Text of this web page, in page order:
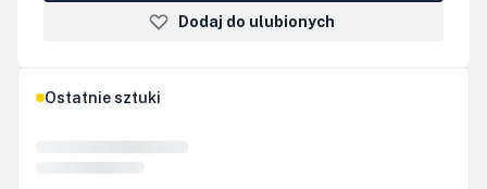
Dodaj do ulubionych
Ostatnie sztuki